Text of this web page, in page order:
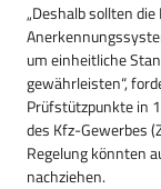
„Deshalb sollten
um einheitliche
gewährleisten“,
Prüfstützpunkte in
des Kfz-Gewerbes
Regelung könnten
nachziehen.